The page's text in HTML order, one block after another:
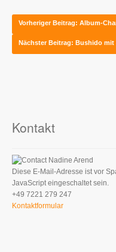
Vorheriger Beitrag: Album-
Nächster Beitrag: Bushido
Kontakt
Nadine Arend
Diese E-Mail-Adresse ist vor
JavaScript eingeschaltet sein.
+49 7221 279 247
Kontaktformular